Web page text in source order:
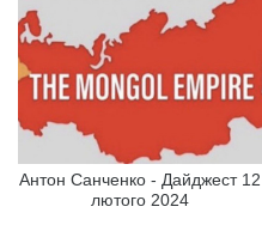
Антон Санченко - Дайджест 12
лютого 2024